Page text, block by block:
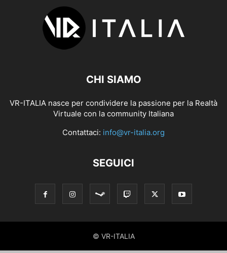
CHI SIAMO
VR-ITALIA nasce per condividere la passione per la Realtà
Virtuale con la community Italiana
Contattaci: info@vr-italia.org
SEGUICI
© VR-ITALIA